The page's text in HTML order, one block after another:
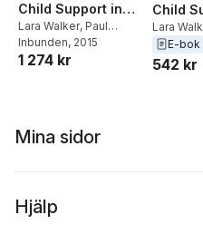
Child Support in
Private
International Law
Lara Walker, Paul
Beaumont
Inbunden, 2015
1 274 kr
Child
Private
Lara
E-bok
542 kr
Mina sidor
Hjälp